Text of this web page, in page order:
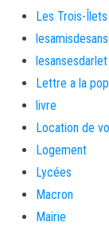
Les Trois-Îlets
lesansesdarlet
Lettre a la
livre
Location de
Logement
Lycées
Macron
Mairie